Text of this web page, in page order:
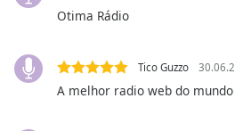
Area
Background
Otima Rádio
Tico Guzzo
A melhor radio web do